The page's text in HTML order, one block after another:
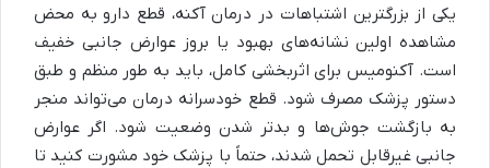
یکی از بزرگترین اشتباهات در درمان آکنه، قطع دارو به محض
مشاهده اولین نشانه‌های بهبود یا بروز عوارض جانبی خفیف
است. آکنومیس برای اثربخشی کامل، باید به طور منظم و طبق
دستور پزشک مصرف شود. قطع خودسرانه درمان می‌تواند منجر
به بازگشت جوش‌ها و بدتر شدن وضعیت شود. اگر عوارض
جانبی غیرقابل تحمل شدند، حتماً با پزشک خود مشورت کنید تا